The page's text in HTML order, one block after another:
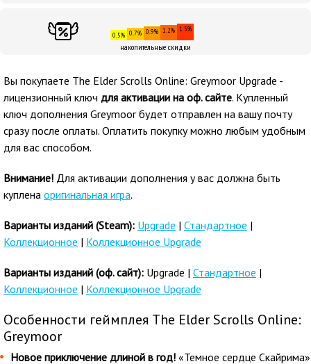
0.5% 0.7% 0.9% 1.2% 1.5%
накопительные скидки
Вы покупаете The Elder Scrolls Online: Greymoor Upgrade -
лицензионный ключ для активации на оф. сайте. Купленный
ключ дополнения Greymoor будет отправлен на вашу почту
сразу после оплаты. Оплатить покупку можно любым удобным
для вас способом.
Внимание! Для активации дополнения у вас должна быть
куплена оригинальная игра.
Варианты изданий (Steam): Upgrade | Стандартное |
Коллекционное | Коллекционное Upgrade
Варианты изданий (оф. сайт): Upgrade | Стандартное |
Коллекционное | Коллекционное Upgrade
Особенности геймплея The Elder Scrolls Online:
Greymoor
Новое приключение длиной в год! «Темное сердце Скайрима»